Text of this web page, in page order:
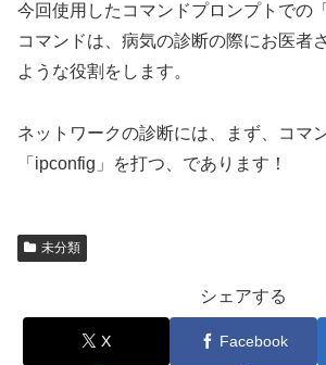
今回使用したコマンドプロンプトでの
コマンドは、病気の診断の際にお医者
ような役割をします。
ネットワークの診断には、まず、コマ
「ipconfig」を打つ、であります！
未分類
シェアする
X Facebook